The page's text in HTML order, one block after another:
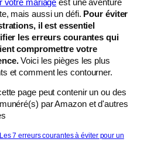
votre mariage est une aventure
mais aussi un défi. Pour éviter
il est essentiel
les erreurs courantes qui
compromettre votre
Voici les pièges les plus
et comment les contourner.
page peut contenir un ou des
par Amazon et d'autres
Les 7 erreurs courantes à éviter pour un